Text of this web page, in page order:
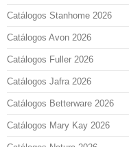
Catálogos Stanhome 2026
Catálogos Avon 2026
Catálogos Fuller 2026
Catálogos Jafra 2026
Catálogos Betterware 2026
Catálogos Mary Kay 2026